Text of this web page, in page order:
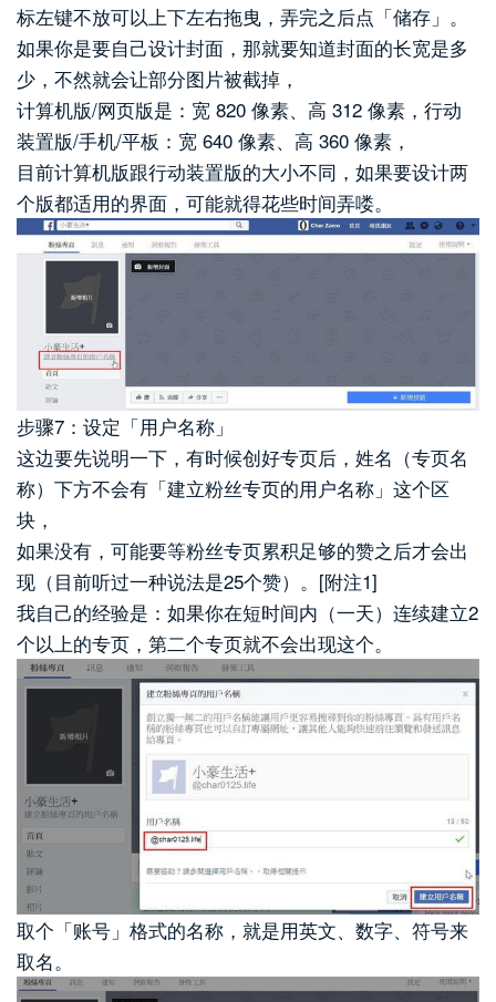
标左键不放可以上下左右拖曳，弄完之后点「储存」。
如果你是要自己设计封面，那就要知道封面的长宽是多
少，不然就会让部分图片被截掉，
计算机版/网页版是：宽 820 像素、高 312 像素，行动
装置版/手机/平板：宽 640 像素、高 360 像素，
目前计算机版跟行动装置版的大小不同，如果要设计两
个版都适用的界面，可能就得花些时间弄喽。
步骤7：设定「用户名称」
这边要先说明一下，有时候创好专页后，姓名（专页名
称）下方不会有「建立粉丝专页的用户名称」这个区
块，
如果没有，可能要等粉丝专页累积足够的赞之后才会出
现（目前听过一种说法是25个赞）。[附注1]
我自己的经验是：如果你在短时间内（一天）连续建立2
个以上的专页，第二个专页就不会出现这个。
取个「账号」格式的名称，就是用英文、数字、符号来
取名。